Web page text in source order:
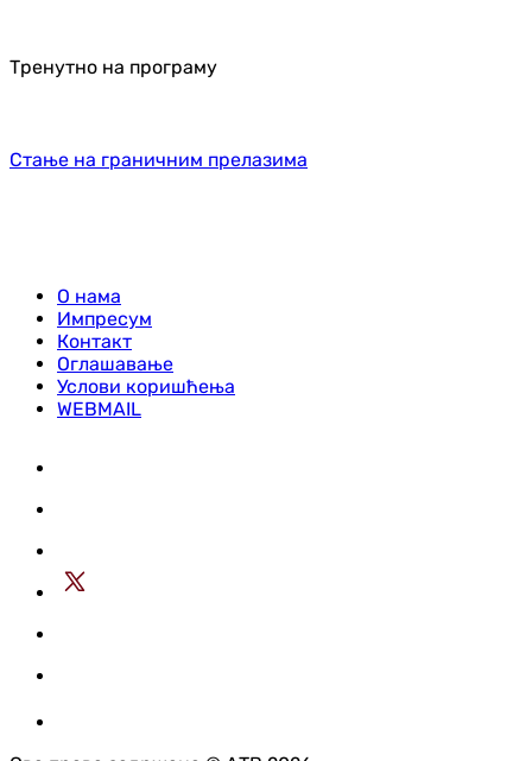
Тренутно на програму
Стање на граничним прелазима
О нама
Импресум
Контакт
Оглашавање
Услови коришћења
WEBMAIL